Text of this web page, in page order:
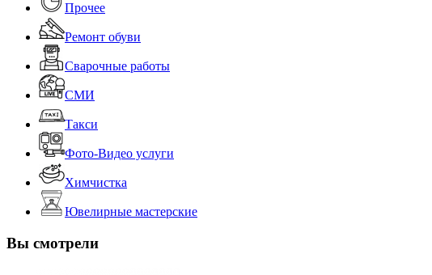
Прочее
Ремонт обуви
Сварочные работы
СМИ
Такси
Фото-Видео услуги
Химчистка
Ювелирные мастерские
Вы смотрели